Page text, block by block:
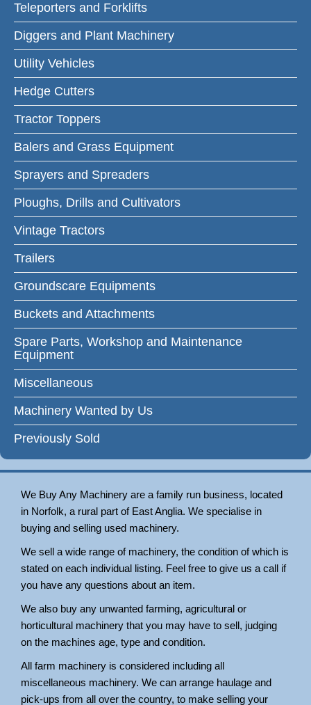
Teleporters and Forklifts
Diggers and Plant Machinery
Utility Vehicles
Hedge Cutters
Tractor Toppers
Balers and Grass Equipment
Sprayers and Spreaders
Ploughs, Drills and Cultivators
Vintage Tractors
Trailers
Groundscare Equipments
Buckets and Attachments
Spare Parts, Workshop and Maintenance
Equipment
Miscellaneous
Machinery Wanted by Us
Previously Sold
We Buy Any Machinery are a family run business, located
in Norfolk, a rural part of East Anglia. We specialise in
buying and selling used machinery.
We sell a wide range of machinery, the condition of which is
stated on each individual listing. Feel free to give us a call if
you have any questions about an item.
We also buy any unwanted farming, agricultural or
horticultural machinery that you may have to sell, judging
on the machines age, type and condition.
All farm machinery is considered including all
miscellaneous machinery. We can arrange haulage and
pick-ups from all over the country, to make selling your